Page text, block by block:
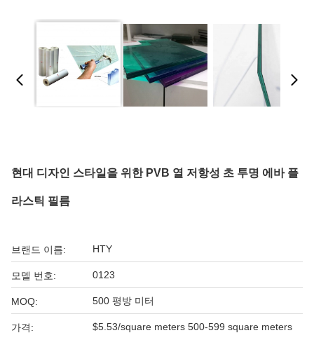
현대 디자인 스타일을 위한 PVB 열 저항성 초 투명 에바 플
라스틱 필름
브랜드 이름: HTY
모델 번호: 0123
MOQ: 500 평방 미터
가격: $5.53/square meters 500-599 square meters